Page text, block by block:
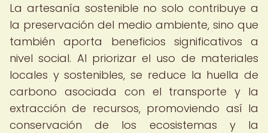
La artesanía sostenible no solo contribuye a
la preservación del medio ambiente, sino que
también aporta beneficios significativos a
nivel social. Al priorizar el uso de materiales
locales y sostenibles, se reduce la huella de
carbono asociada con el transporte y la
extracción de recursos, promoviendo así la
conservación de los ecosistemas y la